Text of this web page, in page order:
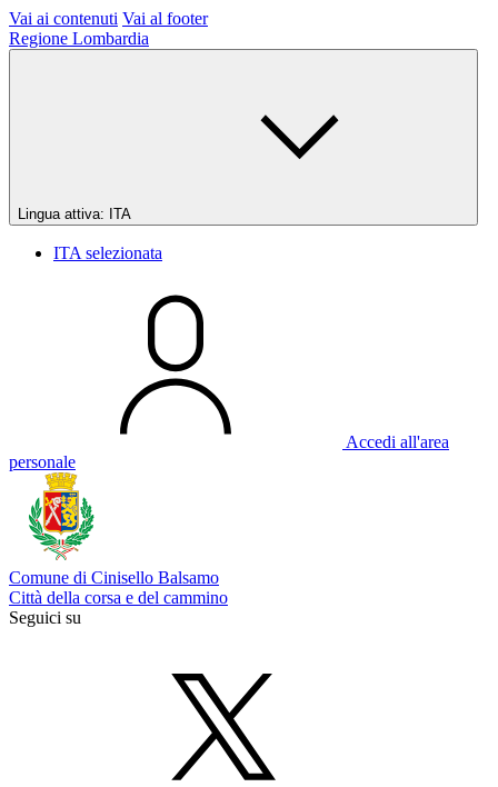
Vai ai contenuti Vai al footer
Regione Lombardia
Lingua attiva: ITA
ITA selezionata
Accedi all'area
personale
Comune di Cinisello Balsamo
Città della corsa e del cammino
Seguici su